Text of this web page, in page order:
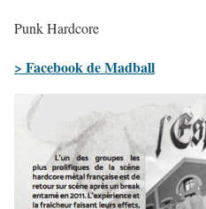
Punk Hardcore
> Facebook de Madball